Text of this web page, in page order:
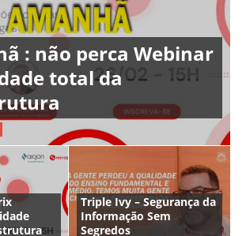
: não perca Webinar
total da
Triple Ivy – Segurança da
Informação Sem
Segredos